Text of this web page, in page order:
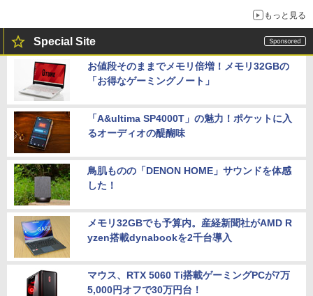
もっと見る
Special Site
お値段そのままでメモリ倍増！メモリ32GBの
「お得なゲーミングノート」
「A&ultima SP4000T」の魅力！ポケットに入
るオーディオの醍醐味
鳥肌ものの「DENON HOME」サウンドを体感
した！
メモリ32GBでも予算内。産経新聞社がAMD R
yzen搭載dynabookを2千台導入
マウス、RTX 5060 Ti搭載ゲーミングPCが7万
5,000円オフで30万円台！